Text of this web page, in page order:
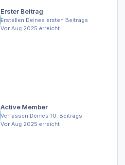
Erster Beitrag
Erstellen Deines ersten Beitrags
Vor Aug 2025 erreicht
Active Member
Verfassen Deines 10. Beitrags
Vor Aug 2025 erreicht